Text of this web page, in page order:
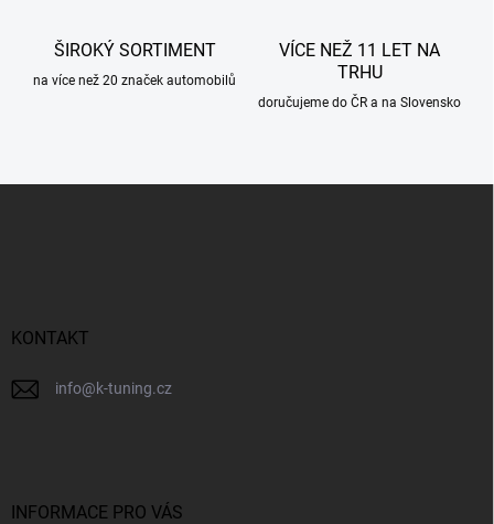
ŠIROKÝ SORTIMENT
na více než 20 značek automobilů
VÍCE NEŽ 11 LET NA
TRHU
doručujeme do ČR a na Slovensko
KONTAKT
info@k-tuning.cz
INFORMACE PRO VÁS